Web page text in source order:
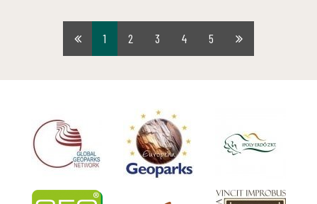
Első1 2 3 4 5
Utolsó